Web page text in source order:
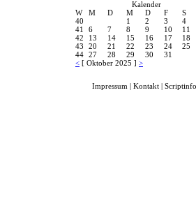
Kalender
W
M D M D F S
40
1 2 3 4
41
6 7 8 9 10 11
42
13 14 15 16 17 18
43
20 21 22 23 24 25
44
27 28 29 30
31
< [ Oktober 2025 ] >
Impressum Kontakt Scriptinfo